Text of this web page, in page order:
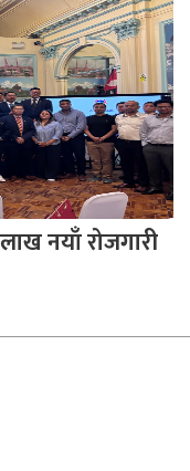
नयाँ रोजगारी